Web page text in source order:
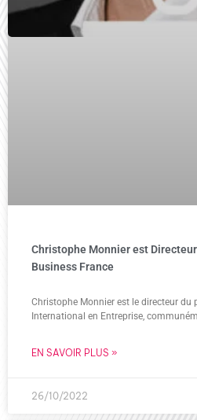
Christophe Monnier est
Business France
Christophe Monnier est le directeur
International en Entreprise,
EN SAVOIR PLUS »
26/10/2022